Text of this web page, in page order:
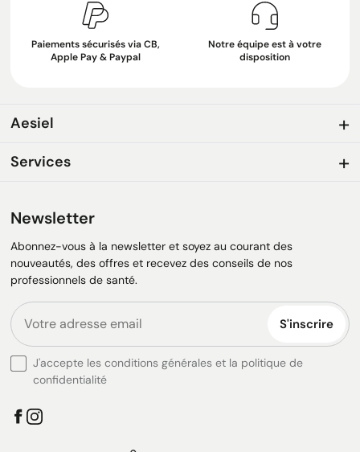
Paiements sécurisés via CB,
Apple Pay & Paypal
Notre équipe est à votre
disposition
Aesiel
Services
Newsletter
Abonnez-vous à la newsletter et soyez au courant des
nouveautés, des offres et recevez des conseils de nos
professionnels de santé.
S'inscrire
J'accepte les conditions générales et la politique de
confidentialité